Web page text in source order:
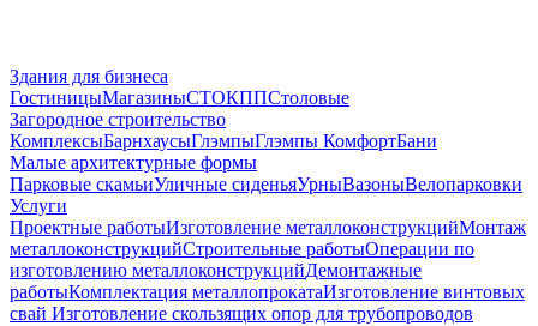
Здания для бизнеса
ГостиницыМагазиныСТОКППСтоловые
Загородное строительство
КомплексыБарнхаусыГлэмпыГлэмпы КомфортБани
Малые архитектурные формы
Парковые скамьиУличные сиденьяУрныВазоныВелопарковки
Услуги
Проектные работыИзготовление металлоконструкцийМонтаж
металлоконструкцийСтроительные работыОперации по
изготовлению металлоконструкцийДемонтажные
работыКомплектация металлопрокатаИзготовление винтовых
свай Изготовление скользящих опор для трубопроводов